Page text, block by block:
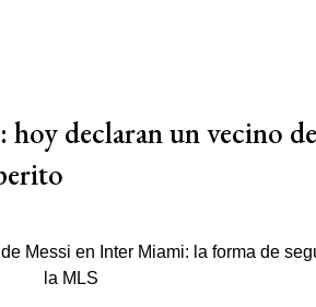
declaran un vecino de